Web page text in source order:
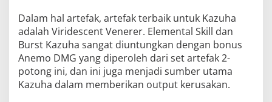
Dalam hal artefak, artefak terbaik untuk Kazuha
adalah Viridescent Venerer. Elemental Skill dan
Burst Kazuha sangat diuntungkan dengan bonus
Anemo DMG yang diperoleh dari set artefak 2-
potong ini, dan ini juga menjadi sumber utama
Kazuha dalam memberikan output kerusakan.